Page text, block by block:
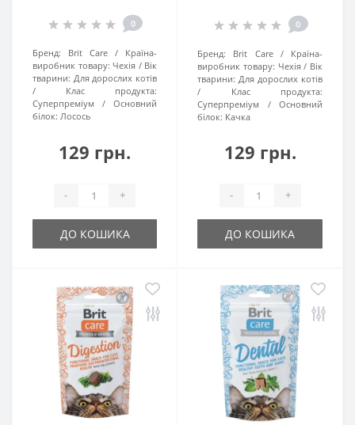
0
Бренд: Brit Care
Країна-
виробник товару: Чехія
Вік
тварини: Для дорослих котів
Клас продукта:
Суперпреміум
Основний
білок: Лосось
129 грн.
- +
ДО КОШИКА
0
Бренд: Brit Care
Країна-
виробник товару: Чехія
Вік
тварини: Для дорослих котів
Клас продукта:
Суперпреміум
Основний
білок: Качка
129 грн.
- +
ДО КОШИКА